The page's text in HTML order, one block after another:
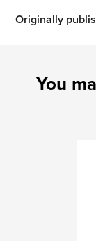
Originally
You